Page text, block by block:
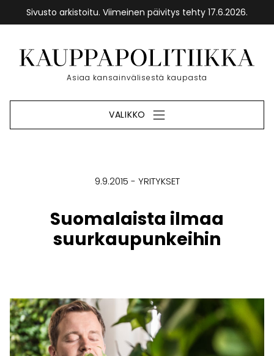
Sivusto arkistoitu. Viimeinen päivitys tehty 17.6.2026.
sisältöön
Etusivu
Asiaa kansainvälisestä kaupasta
VALIKKO
9.9.2015 YRITYKSET
Suomalaista ilmaa
suurkaupunkeihin